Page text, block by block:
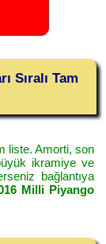
Sıralı Tam
liste. Amorti, son
ikramiye ve
bağlantıya
Milli Piyango